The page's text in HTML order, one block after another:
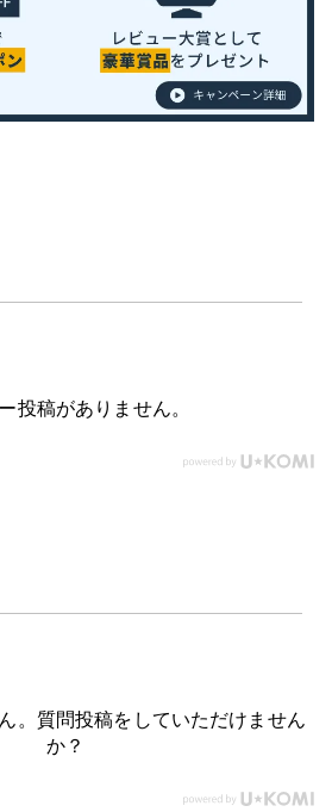
投稿がありません。
。質問投稿をしていただけません
か？